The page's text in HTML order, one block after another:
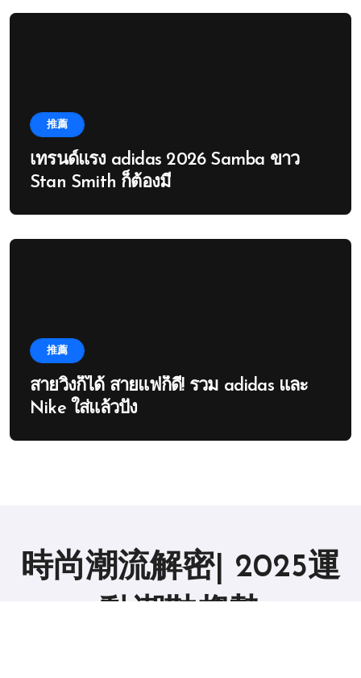
推薦
เทรนด์แรง adidas 2026 Samba ขาว
Stan Smith ก็ต้องมี
推薦
สายวิ่งก็ได้ สายแฟก็ดี! รวม adidas และ
Nike ใส่แล้วปัง
時尚潮流解密| 2025運